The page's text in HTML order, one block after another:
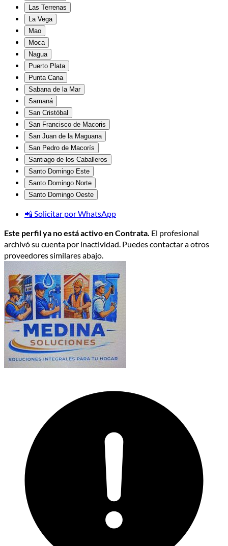
Las Terrenas
La Vega
Mao
Moca
Nagua
Puerto Plata
Punta Cana
Sabana de la Mar
Samaná
San Cristóbal
San Francisco de Macoris
San Juan de la Maguana
San Pedro de Macorís
Santiago de los Caballeros
Santo Domingo Este
Santo Domingo Norte
Santo Domingo Oeste
📲 Solicitar por WhatsApp
Este perfil ya no está activo en Contrata. El profesional
archivó su cuenta por inactividad. Puedes contactar a otros
proveedores similares abajo.